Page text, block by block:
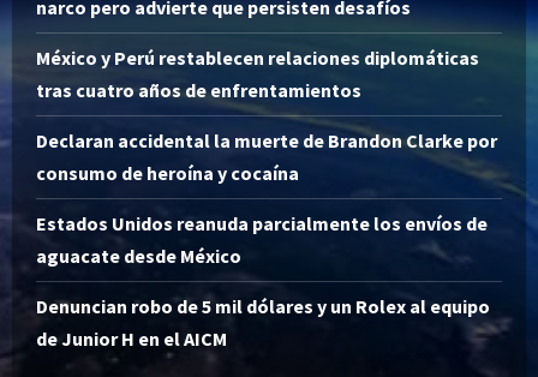
narco pero advierte que persisten desafíos
México y Perú restablecen relaciones diplomáticas
tras cuatro años de enfrentamientos
Declaran accidental la muerte de Brandon Clarke por
consumo de heroína y cocaína
Estados Unidos reanuda parcialmente los envíos de
aguacate desde México
Denuncian robo de 5 mil dólares y un Rolex al equipo
de Junior H en el AICM